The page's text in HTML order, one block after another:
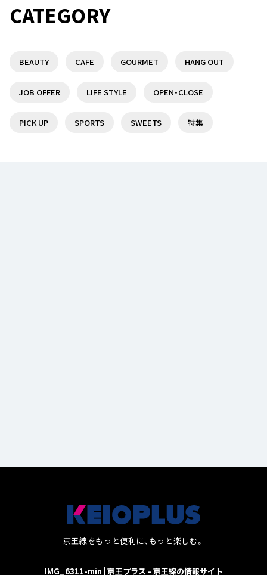
京王線沿線で日帰りで楽しめる温泉・スーパー銭湯
仙川駅を訪れたら迷わずココ！オススメのランチ7
CATEGORY
BEAUTY CAFE GOURMET HANG OUT
JOB OFFER LIFE STYLE OPEN・CLOSE
PICK UP SPORTS SWEETS 特集
京王線をもっと便利に、もっと楽しむ。
IMG_6311-min | 京王プラス - 京王線の情報サイト